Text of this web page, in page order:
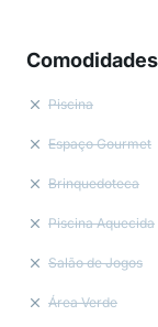
Piscina
Espaço Gourmet
Brinquedoteca
Piscina Aquecida
Salão de Jogos
Área Verde